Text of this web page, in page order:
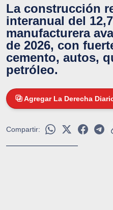
La construcción
interanual del
manufacturera
de 2026, con
cemento, autos,
petróleo.
Agregar La Derecha
Compartir: